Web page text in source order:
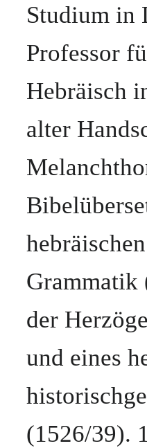
Studium in
Professor
Hebräisch
alter
Grammatik
der
und eines
(1526/39).